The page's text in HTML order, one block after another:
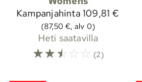
Kampanjahinta109,81 €
(87,50 €, alv 0)
Heti saatavilla
☆☆☆ ☆ ☆ (2)